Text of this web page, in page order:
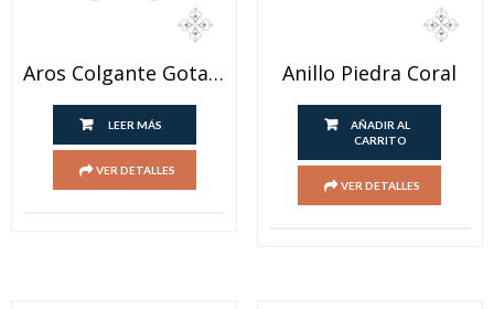
Aros Colgante Gota Onix Y Lapislazuli
LEER MÁS
VER DETALLES
Anillo Piedra Coral
AÑADIR AL
CARRITO
VER DETALLES